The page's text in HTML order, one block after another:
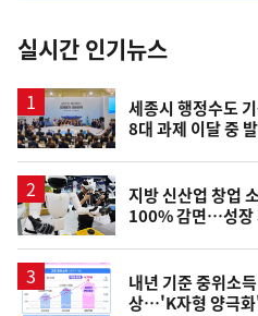
뉴
스
실시간 인기뉴스
세종시 행정수도
8대 과제 이달 중
지방 신산업 창업
100% 감면…성장
내년 기준 중위소
상…'K자형 양극